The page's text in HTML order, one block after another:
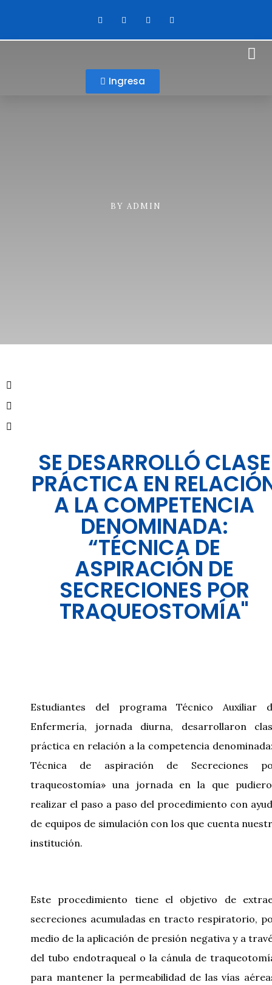
Ingresa
BY ADMIN
SE DESARROLLÓ CLASE
PRÁCTICA EN
A LA COMPETENCIA
DENOMINADA:
“TÉCNICA DE
ASPIRACIÓN DE
SECRECIONES POR
TRAQUEOSTOMÍA"
Estudiantes del programa Técnico Auxiliar
Enfermería, jornada diurna, desarrollaron
práctica en relación a la competencia
Técnica de aspiración de Secreciones
traqueostomía» una jornada en la que
realizar el paso a paso del procedimiento con
de equipos de simulación con los que cuenta
institución.
Este procedimiento tiene el objetivo de
secreciones acumuladas en tracto respiratorio,
medio de la aplicación de presión negativa y a
del tubo endotraqueal o la cánula de
para mantener la permeabilidad de las vías